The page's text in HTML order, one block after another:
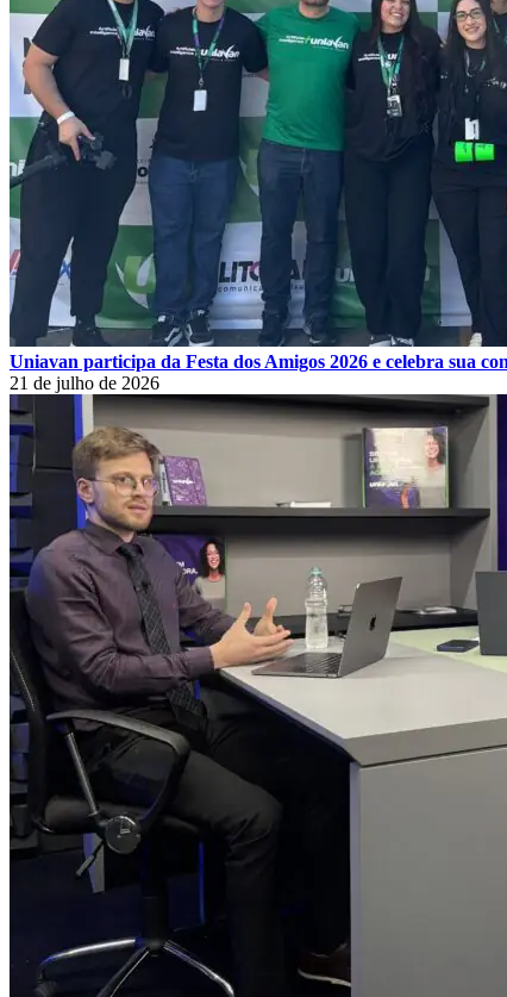
Uniavan participa da Festa dos Amigos 2026 e celebra sua
21 de julho de 2026